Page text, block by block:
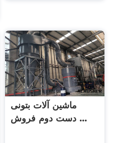
ماشین آلات بتونی
دست دوم فروش ...